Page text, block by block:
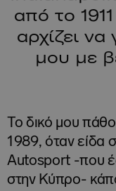
από το
αρχίζει να
μου με
Το δικό μου
1989, όταν είδα
Autosport -που
στην Κύπρο-